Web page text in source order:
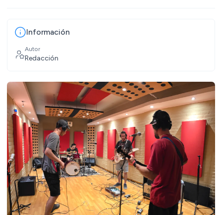
Información
Autor
Redacción